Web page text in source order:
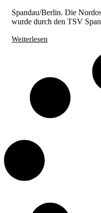
Spandau/Berlin. Die
wurde durch den TSV
Weiterlesen